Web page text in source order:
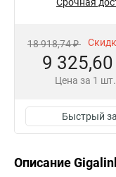
Срочная
18 918,74 ₽
9
Цена за 1 шт.
Быстрый
Описание